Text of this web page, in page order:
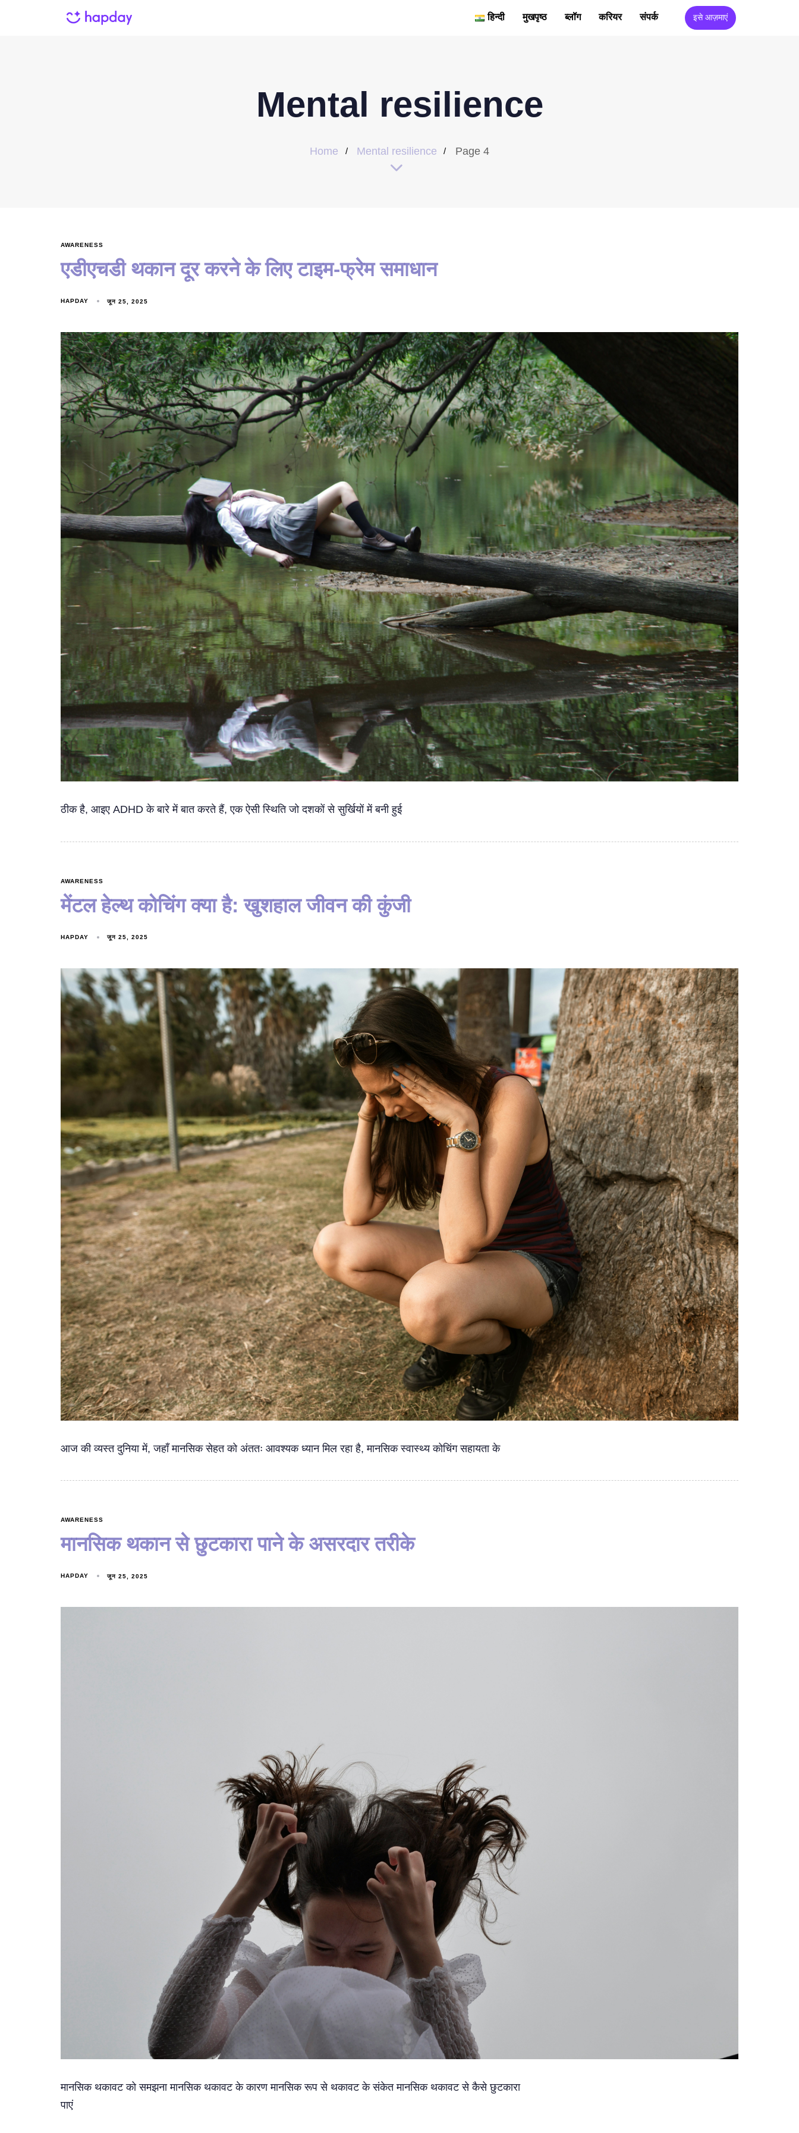
हिन्दी मुखपृष्ठ ब्लॉग करियर संपर्क इसे आज़माएं
Mental resilience
Home Mental resilience Page 4
AWARENESS
एडीएचडी थकान दूर करने के लिए टाइम-फ्रेम समाधान
HAPDAY जून 25, 2025
ठीक है, आइए ADHD के बारे में बात करते हैं, एक ऐसी स्थिति जो दशकों से सुर्खियों में बनी हुई
AWARENESS
मेंटल हेल्थ कोचिंग क्या है: खुशहाल जीवन की कुंजी
HAPDAY जून 25, 2025
आज की व्यस्त दुनिया में, जहाँ मानसिक सेहत को अंततः आवश्यक ध्यान मिल रहा है, मानसिक स्वास्थ्य कोचिंग सहायता के
AWARENESS
मानसिक थकान से छुटकारा पाने के असरदार तरीके
HAPDAY जून 25, 2025
मानसिक थकावट को समझना मानसिक थकावट के कारण मानसिक रूप से थकावट के संकेत मानसिक थकावट से कैसे छुटकारा
पाएं